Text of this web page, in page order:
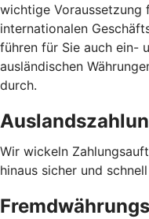
wichtige Voraussetzung
internationalen
führen für Sie auch ein-
ausländischen
durch.
Wir wickeln
hinaus sicher und